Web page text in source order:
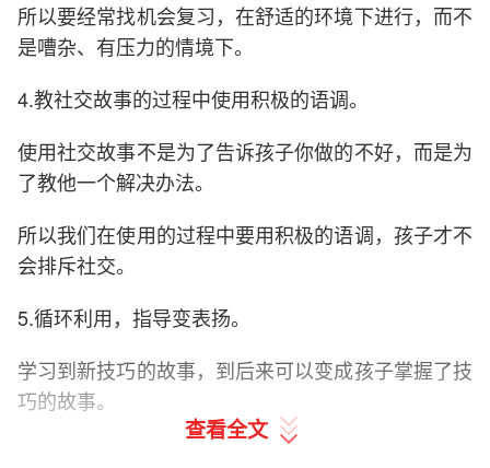
所以要经常找机会复习，在舒适的环境下进行，而不
是嘈杂、有压力的情境下。
4.教社交故事的过程中使用积极的语调。
使用社交故事不是为了告诉孩子你做的不好，而是为
了教他一个解决办法。
所以我们在使用的过程中要用积极的语调，孩子才不
会排斥社交。
5.循环利用，指导变表扬。
学习到新技巧的故事，到后来可以变成孩子掌握了技
巧的故事。
这就把一个指导性的社交故事变成一个表扬性的故事
查看全文